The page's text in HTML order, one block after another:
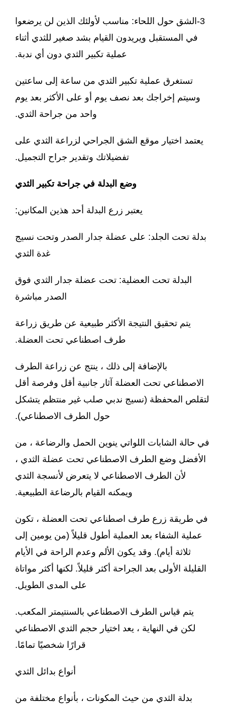
3-الشق حول اللحاء: مناسب لأولئك الذين لن يرضعوا
في المستقبل ويريدون القيام بشد صغير للثدي أثناء
عملية تكبير الثدي دون أي ندبة.
تستغرق عملية تكبير الثدي من ساعة إلى ساعتين
وسيتم إخراجك بعد نصف يوم أو على الأكثر بعد يوم
واحد من جراحة الثدي.
يعتمد اختيار موقع الشق الجراحي لزراعة الثدي على
تفضيلاتك وتقدير جراح التجميل.
وضع البدلة في جراحة تكبير الثدي
يعتبر زرع البدلة أحد هذين المكانين:
بدلة تحت الجلد: على عضلة جدار الصدر وتحت نسيج
غدة الثدي
البدلة تحت العضلية: تحت عضلة جدار الثدي فوق
الصدر مباشرة
يتم تحقيق النتيجة الأكثر طبيعية عن طريق زراعة
طرف اصطناعي تحت العضلة.
بالإضافة إلى ذلك ، ينتج عن زراعة الطرف
الاصطناعي تحت العضلة آثار جانبية أقل وفرصة أقل
لتقلص المحفظة (نسيج ندبي صلب غير منتظم يتشكل
حول الطرف الاصطناعي).
في حالة الشابات اللواتي ينوين الحمل والرضاعة ، من
الأفضل وضع الطرف الاصطناعي تحت عضلة الثدي ،
لأن الطرف الاصطناعي لا يتعرض لأنسجة الثدي
ويمكنه القيام بالرضاعة الطبيعية.
في طريقة زرع طرف اصطناعي تحت العضلة ، تكون
عملية الشفاء بعد العملية أطول قليلاً (من يومين إلى
ثلاثة أيام). وقد يكون الألم وعدم الراحة في الأيام
القليلة الأولى بعد الجراحة أكثر قليلاً. لكنها أكثر مواتاة
على المدى الطويل.
يتم قياس الطرف الاصطناعي بالسنتيمتر المكعب.
لكن في النهاية ، يعد اختيار حجم الثدي الاصطناعي
قرارًا شخصيًا تمامًا.
أنواع بدائل الثدي
بدلة الثدي من حيث المكونات ، بأنواع مختلفة من